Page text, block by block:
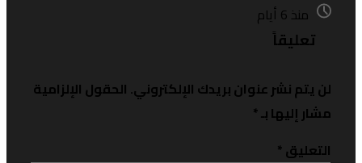
منذ 6 أيام
تعليقاً
يتم نشر عنوان بريدك الإلكتروني.الحقول الإلزامية
إليها بـ*
*